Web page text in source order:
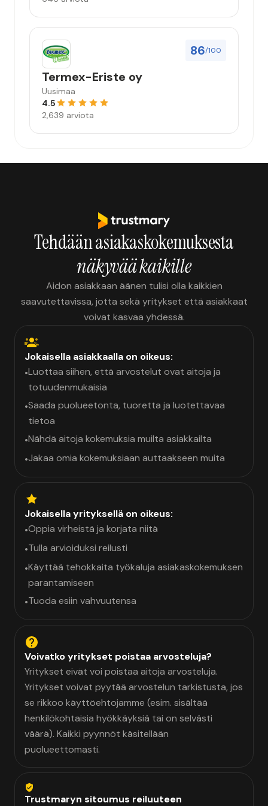
86/100
Termex-Eriste oy
Uusimaa
4.5
2,639 arviota
Tehdään asiakaskokemuksesta
näkyvää kaikille
Aidon asiakkaan äänen tulisi olla kaikkien
saavutettavissa, jotta sekä yritykset että asiakkaat
voivat kasvaa yhdessä.
Jokaisella asiakkaalla on oikeus:
•Luottaa siihen, että arvostelut ovat aitoja ja
totuudenmukaisia
•Saada puolueetonta, tuoretta ja luotettavaa
tietoa
•Nähdä aitoja kokemuksia muilta asiakkailta
•Jakaa omia kokemuksiaan auttaakseen muita
Jokaisella yrityksellä on oikeus:
•Oppia virheistä ja korjata niitä
•Tulla arvioiduksi reilusti
•Käyttää tehokkaita työkaluja asiakaskokemuksen
parantamiseen
•Tuoda esiin vahvuutensa
Voivatko yritykset poistaa arvosteluja?
Yritykset eivät voi poistaa aitoja arvosteluja.
Yritykset voivat pyytää arvostelun tarkistusta, jos
se rikkoo käyttöehtojamme (esim. sisältää
henkilökohtaisia hyökkäyksiä tai on selvästi
väärä). Kaikki pyynnöt käsitellään
puolueettomasti.
Trustmaryn sitoumus reiluuteen